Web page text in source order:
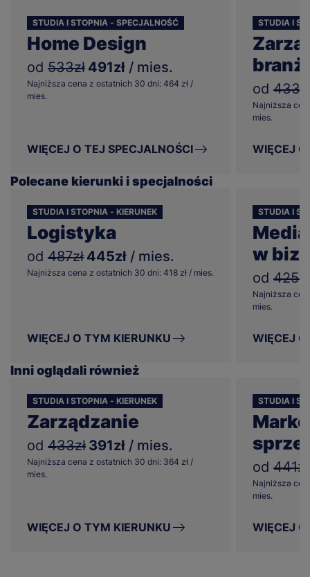
STUDIA I STOPNIA - SPECJALNOŚĆ
Home Design
od 533zł 491zł / mies.
Najniższa cena z ostatnich 30 dni: 464 zł /
mies.
WIĘCEJ O TEJ SPECJALNOŚCI
STUDIA I
od
Najniższa
mies.
WIĘCEJ
Polecane kierunki i specjalności
STUDIA I STOPNIA - KIERUNEK
Logistyka
od 487zł 445zł / mies.
Najniższa cena z ostatnich 30 dni: 418 zł / mies.
WIĘCEJ O TYM KIERUNKU
STUDIA I
w
od 425zł
Najniższa
mies.
WIĘCEJ
Inni oglądali również
STUDIA I STOPNIA - KIERUNEK
Zarządzanie
od 433zł 391zł / mies.
Najniższa cena z ostatnich 30 dni: 364 zł /
mies.
WIĘCEJ O TYM KIERUNKU
STUDIA I
od 441zł
Najniższa
mies.
WIĘCEJ